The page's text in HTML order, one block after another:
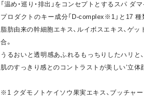
「温め・巡り・排出」をコンセプトとするスパ ダマ
プロダクトのキー成分「D-complex※1」と17 種
脂肪由来の幹細胞エキス、ルイボスエキス、ゲ
合。
うるおいと透明感あふれるもっちりしたハリと
肌のすっきり感とのコントラストが美しい‘立体
※1 クダモノトケイソウ果実エキス、ブッチャ